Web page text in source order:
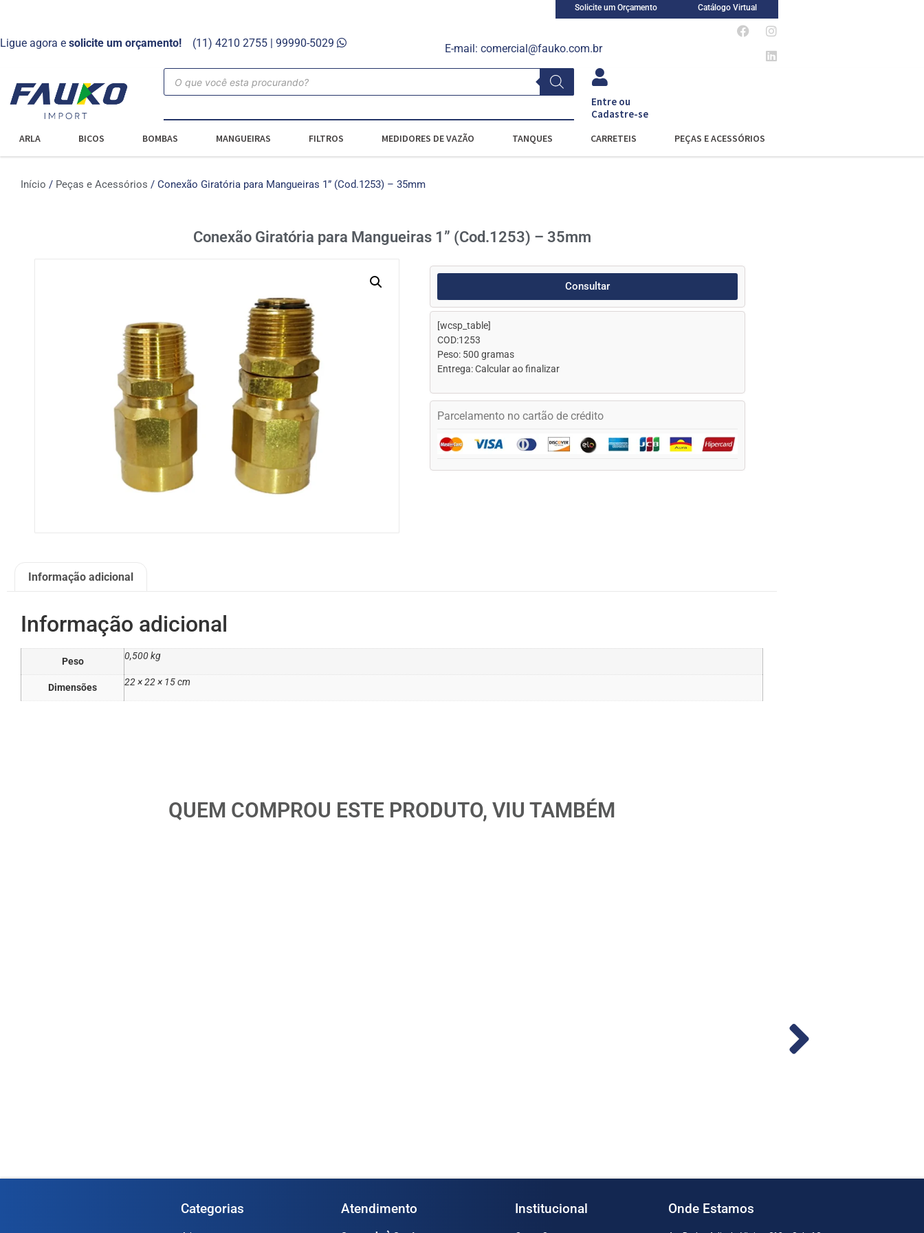
Solicite um Orçamento Catálogo Virtual
Ligue agora e solicite um orçamento! (11) 4210 2755 | 99990-5029 E-mail: comercial@fauko.com.br
Entre ou
Cadastre-se
ARLA BICOS BOMBAS MANGUEIRAS FILTROS MEDIDORES DE VAZÃO TANQUES CARRETEIS PEÇAS E ACESSÓRIOS
Início / Peças e Acessórios / Conexão Giratória para Mangueiras 1” (Cod.1253) – 35mm
Conexão Giratória para Mangueiras 1” (Cod.1253) – 35mm
Consultar
[wcsp_table]
COD:1253
Peso: 500 gramas
Entrega: Calcular ao finalizar
Parcelamento no cartão de crédito
Informação adicional
Informação adicional
Peso 0,500 kg
Dimensões 22 × 22 × 15 cm
QUEM COMPROU ESTE PRODUTO, VIU TAMBÉM
Categorias Atendimento Institucional Onde Estamos